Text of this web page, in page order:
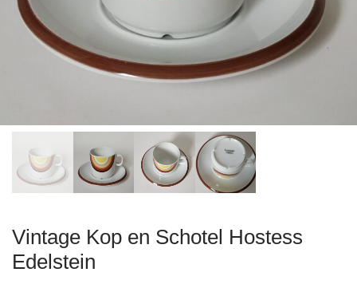
Vintage Kop en Schotel Hostess
Edelstein